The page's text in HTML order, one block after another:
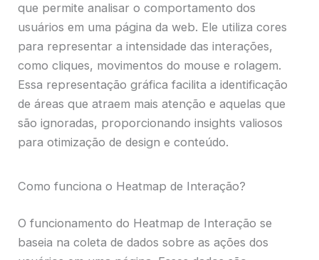
que permite analisar o comportamento dos
usuários em uma página da web. Ele utiliza cores
para representar a intensidade das interações,
como cliques, movimentos do mouse e rolagem.
Essa representação gráfica facilita a identificação
de áreas que atraem mais atenção e aquelas que
são ignoradas, proporcionando insights valiosos
para otimização de design e conteúdo.
Como funciona o Heatmap de Interação?
O funcionamento do Heatmap de Interação se
baseia na coleta de dados sobre as ações dos